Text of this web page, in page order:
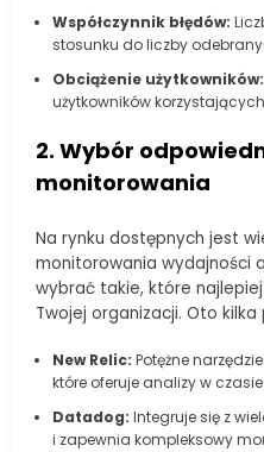
Współczynnik błędów:
stosunku do liczby
Obciążenie użytkowników:
użytkowników
2. Wybór
monitorowania
Na rynku dostępnych jest
monitorowania wydajności
wybrać takie, które
Twojej organizacji. Oto
New Relic: Potężne
które oferuje analizy w
Datadog: Integruje się z
i zapewnia kompleksowy